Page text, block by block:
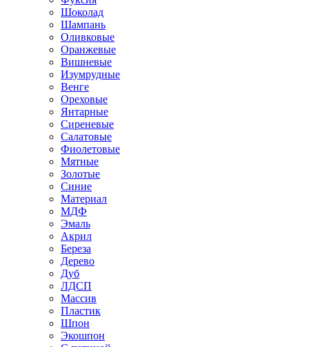
Шоколад
Шампань
Оливковые
Оранжевые
Вишневые
Изумрудные
Венге
Ореховые
Янтарные
Сиреневые
Салатовые
Фиолетовые
Мятные
Золотые
Синие
Материал
МДФ
Эмаль
Акрил
Береза
Дерево
Дуб
ЛДСП
Массив
Пластик
Шпон
Экошпон